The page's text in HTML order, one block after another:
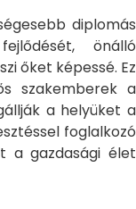
diplomás
önálló
őket képessé. Ez
szakemberek a
a helyüket a
foglalkozó
a gazdasági élet